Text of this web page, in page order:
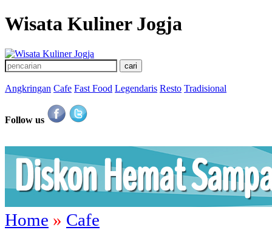
Wisata Kuliner Jogja
Angkringan Cafe Fast Food Legendaris Resto Tradisional
Follow us
Home » Cafe